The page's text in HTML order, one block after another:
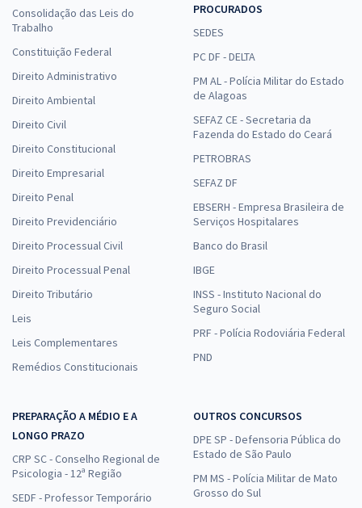
Consolidação das Leis do
Trabalho
Constituição Federal
Direito Administrativo
Direito Ambiental
Direito Civil
Direito Constitucional
Direito Empresarial
Direito Penal
Direito Previdenciário
Direito Processual Civil
Direito Processual Penal
Direito Tributário
Leis
Leis Complementares
Remédios Constitucionais
PROCURADOS
SEDES
PC DF - DELTA
PM AL - Polícia Militar do Estado
de Alagoas
SEFAZ CE - Secretaria da
Fazenda do Estado do Ceará
PETROBRAS
SEFAZ DF
EBSERH - Empresa Brasileira de
Serviços Hospitalares
Banco do Brasil
IBGE
INSS - Instituto Nacional do
Seguro Social
PRF - Polícia Rodoviária Federal
PND
PREPARAÇÃO A MÉDIO E A
LONGO PRAZO
CRP SC - Conselho Regional de
Psicologia - 12ª Região
SEDF - Professor Temporário
OUTROS CONCURSOS
DPE SP - Defensoria Pública do
Estado de São Paulo
PM MS - Polícia Militar de Mato
Grosso do Sul